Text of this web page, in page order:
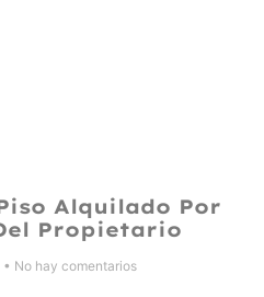
Alquilado Por
Propietario
No hay comentarios